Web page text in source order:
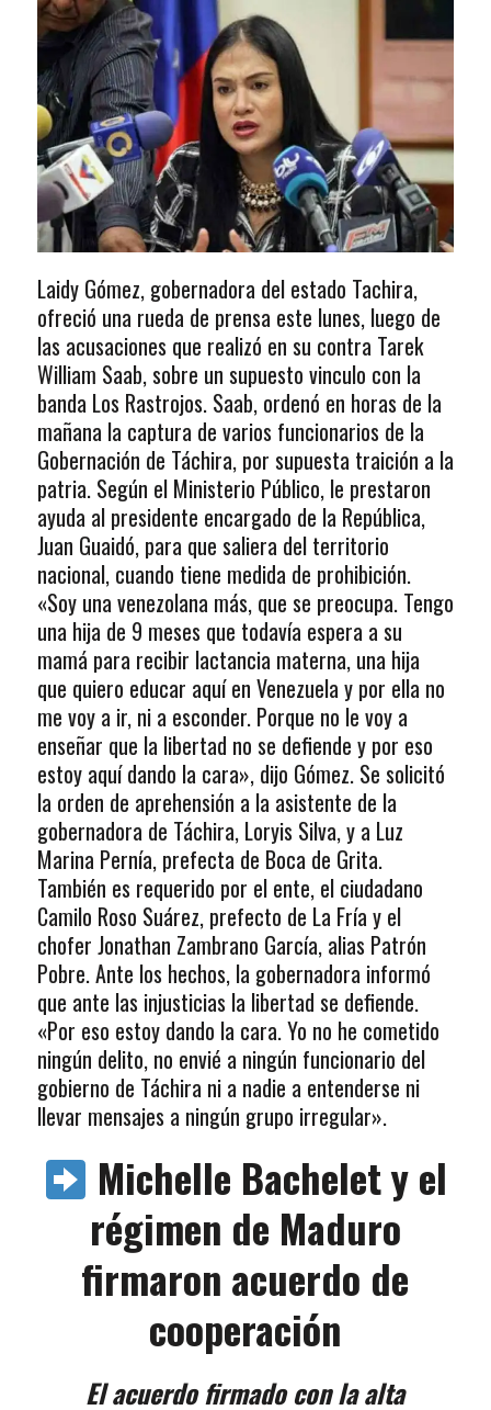
Laidy Gómez, gobernadora del estado Tachira,
ofreció una rueda de prensa este lunes, luego de
las acusaciones que realizó en su contra Tarek
William Saab, sobre un supuesto vinculo con la
banda Los Rastrojos. Saab, ordenó en horas de la
mañana la captura de varios funcionarios de la
Gobernación de Táchira, por supuesta traición a la
patria. Según el Ministerio Público, le prestaron
ayuda al presidente encargado de la República,
Juan Guaidó, para que saliera del territorio
nacional, cuando tiene medida de prohibición.
«Soy una venezolana más, que se preocupa. Tengo
una hija de 9 meses que todavía espera a su
mamá para recibir lactancia materna, una hija
que quiero educar aquí en Venezuela y por ella no
me voy a ir, ni a esconder. Porque no le voy a
enseñar que la libertad no se defiende y por eso
estoy aquí dando la cara», dijo Gómez. Se solicitó
la orden de aprehensión a la asistente de la
gobernadora de Táchira, Loryis Silva, y a Luz
Marina Pernía, prefecta de Boca de Grita.
También es requerido por el ente, el ciudadano
Camilo Roso Suárez, prefecto de La Fría y el
chofer Jonathan Zambrano García, alias Patrón
Pobre. Ante los hechos, la gobernadora informó
que ante las injusticias la libertad se defiende.
«Por eso estoy dando la cara. Yo no he cometido
ningún delito, no envié a ningún funcionario del
gobierno de Táchira ni a nadie a entenderse ni
llevar mensajes a ningún grupo irregular».
Michelle Bachelet y el
régimen de Maduro
firmaron acuerdo de
cooperación
El acuerdo firmado con la alta